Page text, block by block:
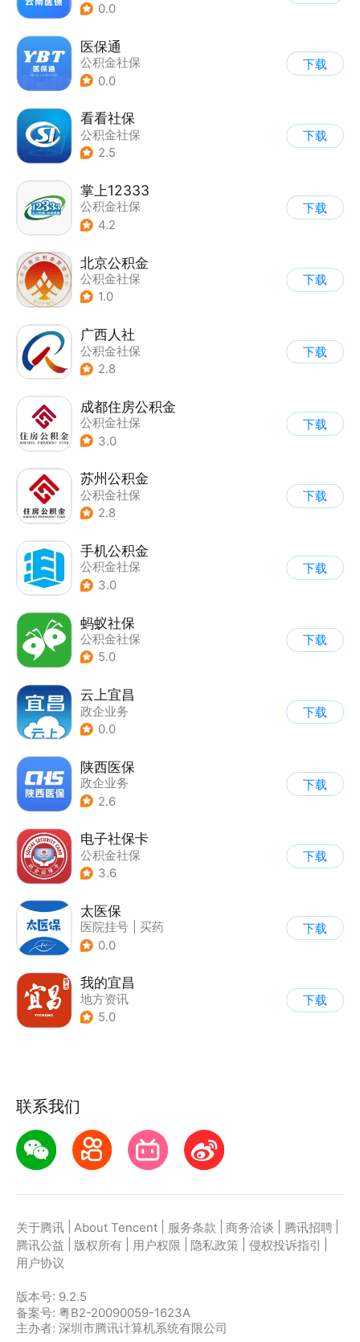
0.0
医保通
公积金社保
0.0
下载
看看社保
公积金社保
2.5
下载
掌上12333
公积金社保
4.2
下载
北京公积金
公积金社保
1.0
下载
广西人社
公积金社保
2.8
下载
成都住房公积金
公积金社保
3.0
下载
苏州公积金
公积金社保
2.8
下载
手机公积金
公积金社保
3.0
下载
蚂蚁社保
公积金社保
5.0
下载
云上宜昌
政企业务
0.0
下载
陕西医保
政企业务
2.6
下载
电子社保卡
公积金社保
3.6
下载
太医保
医院挂号
买药
| 业务咨询办理
0.0
下载
我的宜昌
地方资讯
5.0
下载
联系我们
关于腾讯 About Tencent 服务条款 商务洽谈 腾讯招聘
腾讯公益
版权所有 用户权限 隐私政策 侵权投诉指引
用户协议
版本号: 9.2.5
备案号: 粤B2-20090059-1623A
主办者: 深圳市腾讯计算机系统有限公司